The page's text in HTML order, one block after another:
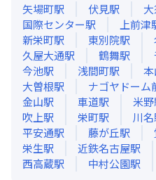
矢場町駅 伏見駅
国際センター駅 上前津
新栄町駅 東別院駅
久屋大通駅 鶴舞駅
今池駅 浅間町駅
大曽根駅 ナゴヤドーム
金山駅 車道駅 米野
吹上駅 栄町駅 川名
平安通駅 藤が丘駅
栄生駅 近鉄名古屋駅
西高蔵駅 中村公園駅